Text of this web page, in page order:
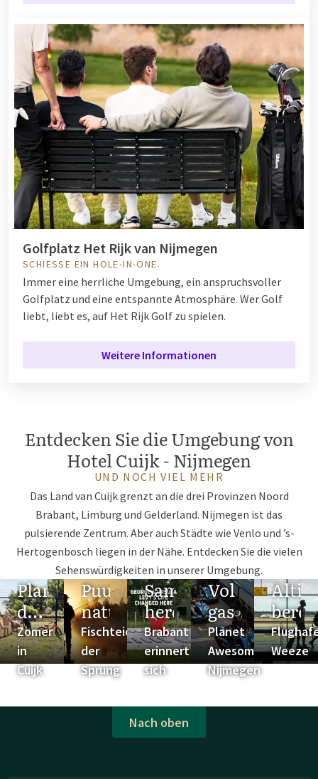
Golfplatz Het Rijk van Nijmegen
SCHIESSE EIN HOLE-IN-ONE.
Immer eine herrliche Umgebung, ein anspruchsvoller
Golfplatz und eine entspannte Atmosphäre. Wer Golf
liebt, liebt es, auf Het Rijk Golf zu spielen.
Weitere Informationen
Entdecken Sie die Umgebung von
Hotel Cuijk - Nijmegen
UND NOCH VIEL MEHR
Das Land van Cuijk grenzt an die drei Provinzen Noord
Brabant, Limburg und Gelderland. Nijmegen ist das
pulsierende Zentrum. Aber auch Städte wie Venlo und ’s-
Hertogenbosch liegen in der Nähe. Entdecken Sie die vielen
Sehenswürdigkeiten in unserer Umgebung.
Plan
de
ideale
zomer
Zomer
in
Cuijk
Puur
natuur
Fischteich
der
Sprung
Samen
herdenken
Brabant
erinnert
sich
Vol
gas
Planet
Awesome
Nijmegen
Altijd
Weeze
Nach oben